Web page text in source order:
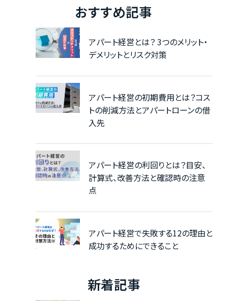
おすすめ記事
アパート経営とは？ 3つのメリット・
デメリットとリスク対策
アパート経営の初期費用とは？コス
トの削減方法とアパートローンの借
入先
アパート経営の利回りとは？目安、
計算式、改善方法と確認時の注意
点
アパート経営で失敗する12の理由と
成功するためにできること
新着記事